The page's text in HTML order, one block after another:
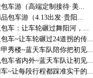
车游（高端定制接待·美...
包车游（4.13出发·贵阳...
车：让车轮碾过舞阳河，...
车~让车轮碾过24道拐的传...
秀楼~蓝天车队陪你把初见...
车省内外~蓝天车队让初见...
~让每段行程都踩准实干的...